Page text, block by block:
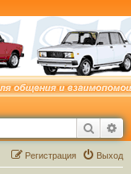
Поиск
Выход
Регистрация